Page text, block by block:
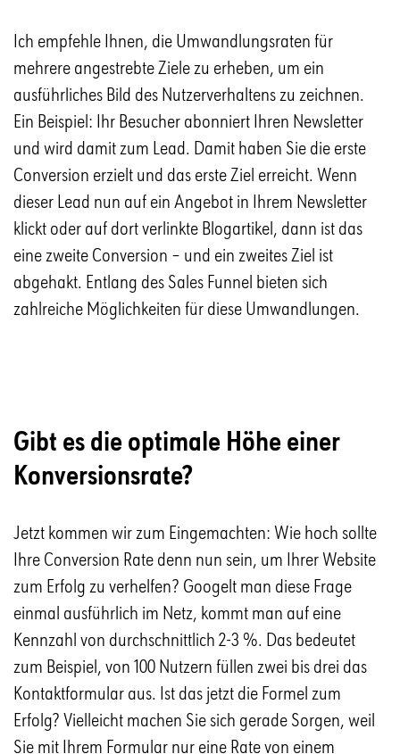
Ich empfehle Ihnen, die Umwandlungsraten für
mehrere angestrebte Ziele zu erheben, um ein
ausführliches Bild des Nutzerverhaltens zu zeichnen.
Ein Beispiel: Ihr Besucher abonniert Ihren Newsletter
und wird damit zum Lead. Damit haben Sie die erste
Conversion erzielt und das erste Ziel erreicht. Wenn
dieser Lead nun auf ein Angebot in Ihrem Newsletter
klickt oder auf dort verlinkte Blogartikel, dann ist das
eine zweite Conversion – und ein zweites Ziel ist
abgehakt. Entlang des Sales Funnel bieten sich
zahlreiche Möglichkeiten für diese Umwandlungen.
Gibt es die optimale Höhe einer
Konversionsrate?
Jetzt kommen wir zum Eingemachten: Wie hoch sollte
Ihre Conversion Rate denn nun sein, um Ihrer Website
zum Erfolg zu verhelfen? Googelt man diese Frage
einmal ausführlich im Netz, kommt man auf eine
Kennzahl von durchschnittlich 2-3 %. Das bedeutet
zum Beispiel, von 100 Nutzern füllen zwei bis drei das
Kontaktformular aus. Ist das jetzt die Formel zum
Erfolg? Vielleicht machen Sie sich gerade Sorgen, weil
Sie mit Ihrem Formular nur eine Rate von einem